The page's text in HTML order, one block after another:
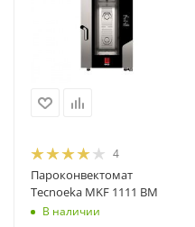
4
Пароконвектомат
Tecnoeka MKF 1111 BM
В наличии